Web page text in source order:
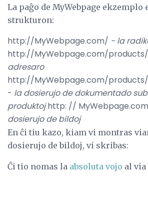
La paĝo de MyWebpage ekzemplo
strukturon:
http://MyWebpage.com/ - la
http://MyWebpage.com/products/
adresaro
http://MyWebpage.com/
- la dosierujo de dokumentado
produktojhttp: //
dosierujo de bildoj
En ĉi tiu kazo, kiam vi montras
dosierujo de bildoj, vi skribas:
Ĉi tio nomas la absoluta vojo al